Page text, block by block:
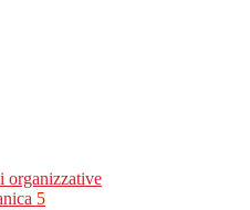
organizzative
5